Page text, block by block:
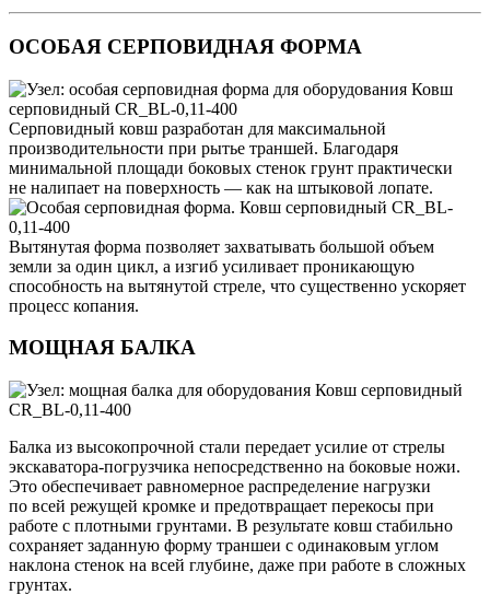
ОСОБАЯ СЕРПОВИДНАЯ ФОРМА
Серповидный ковш разработан для максимальной
производительности при рытье траншей. Благодаря
минимальной площади боковых стенок грунт практически
не налипает на поверхность — как на штыковой лопате.
Вытянутая форма позволяет захватывать большой объем
земли за один цикл, а изгиб усиливает проникающую
способность на вытянутой стреле, что существенно ускоряет
процесс копания.
МОЩНАЯ БАЛКА
Балка из высокопрочной стали передает усилие от стрелы
экскаватора-погрузчика непосредственно на боковые ножи.
Это обеспечивает равномерное распределение нагрузки
по всей режущей кромке и предотвращает перекосы при
работе с плотными грунтами. В результате ковш стабильно
сохраняет заданную форму траншеи с одинаковым углом
наклона стенок на всей глубине, даже при работе в сложных
грунтах.